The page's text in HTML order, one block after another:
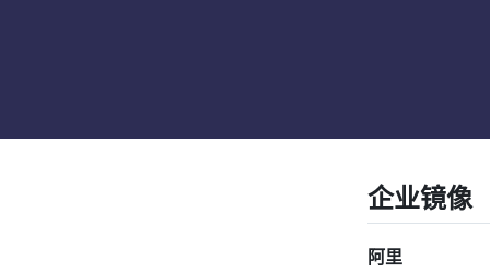
企业镜像
阿里